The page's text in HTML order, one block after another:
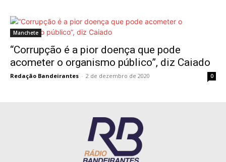
Manchete
“Corrupção é a pior doença que pode
acometer o organismo público”, diz Caiado
Redação Bandeirantes - 2 de dezembro de 2020 0